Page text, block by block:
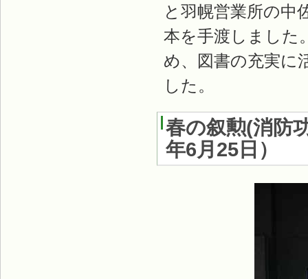
と羽幌営業所の中
本を手渡しました
め、図書の充実に
した。
春の叙勲(消防
年6月25日 ）